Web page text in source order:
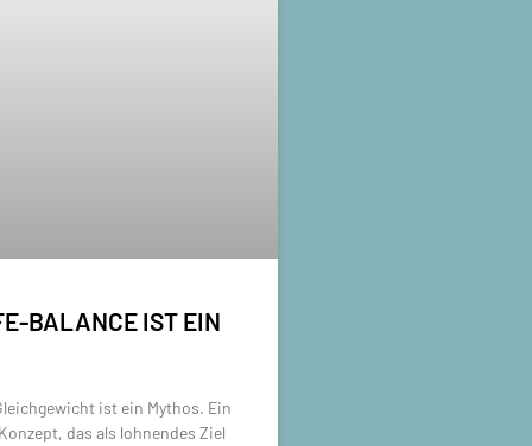
BALANCE IST EIN
ist ein Mythos. Ein
das als lohnendes Ziel